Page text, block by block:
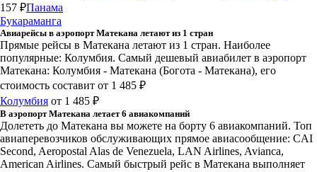
157 ₽Панама
Букараманга
Авиарейсы в аэропорт Матекана летают из 1 стран
Прямые рейсы в Матекана летают из 1 стран. Наиболее
популярные: Колумбия. Самый дешевый авиабилет в аэропорт
Матекана: Колумбия - Матекана (Богота - Матекана), его
стоимость составит от 1 485 ₽
Колумбия от 1 485 ₽
В аэропорт Матекана летает 6 авиакомпаний
Долететь до Матекана вы можете на борту 6 авиакомпаний. Топ
авиаперевозчиков обслуживающих прямое авиасообщение: CAI
Second, Aeropostal Alas de Venezuela, LAN Airlines, Avianca,
American Airlines. Самый быстрый рейс в Матекана выполняет